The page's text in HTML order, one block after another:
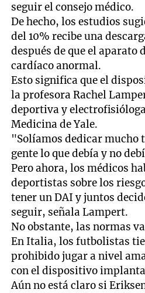
seguir el consejo médico.
De hecho, los estudios
del 10% recibe una
después de que el aparato
cardíaco anormal.
Esto significa que el
la profesora Rachel
deportiva y
Medicina de Yale.
"Solíamos dedicar mucho
gente lo que debía y no
Pero ahora, los médicos
deportistas sobre los
tener un DAI y juntos
seguir, señala Lampert.
No obstante, las normas
En Italia, los futbolistas
prohibido jugar a nivel
con el dispositivo
Aún no está claro si